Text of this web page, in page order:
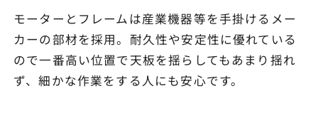
モーターとフレームは産業機器等を手掛けるメー
カーの部材を採用。耐久性や安定性に優れている
ので一番高い位置で天板を揺らしてもあまり揺れ
ず、細かな作業をする人にも安心です。